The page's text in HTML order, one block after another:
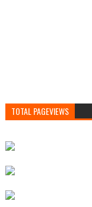
TOTAL PAGEVIEWS